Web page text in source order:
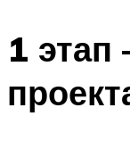
1 этап